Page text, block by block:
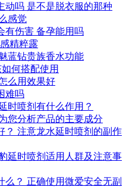
动吗 是不是脱衣服的那种
感觉
有伤害 备孕能用吗
精粹露
蓝钻贵族香水功能
何搭配使用
么用效果好
难吗
时喷剂有什么作用？
您分析产品的主要成分
？ 注意龙水延时喷剂的副作
延时喷剂适用人群及注意事
？ 正确使用微爱安全无副